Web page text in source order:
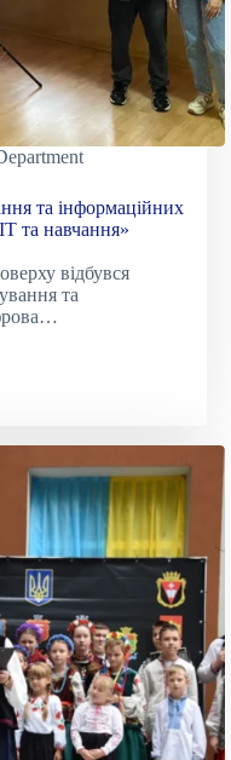
та інформаційних
та навчання»
відбувся
та